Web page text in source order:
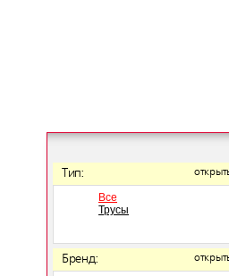
Тип:
Все
Трусы
Бренд: